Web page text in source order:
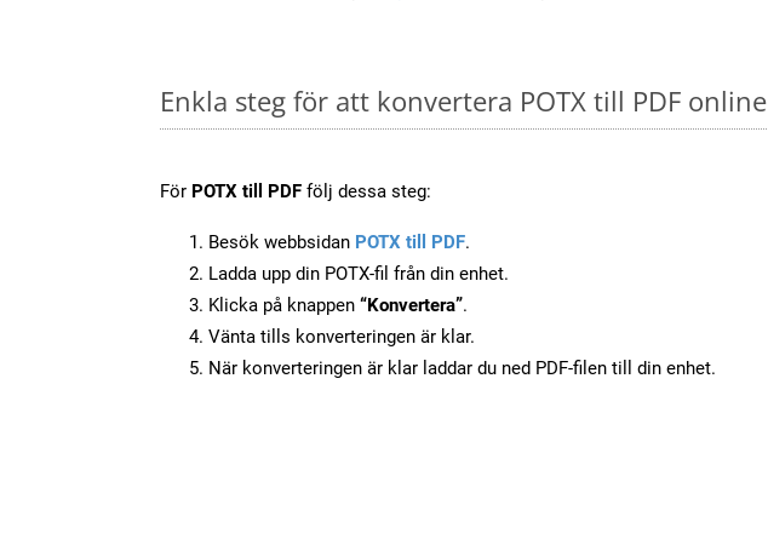
Enkla steg för att konvertera POTX till PDF online
För POTX till PDF följ dessa steg:
Besök webbsidan POTX till PDF.
Ladda upp din POTX-fil från din enhet.
Klicka på knappen “Konvertera”.
Vänta tills konverteringen är klar.
När konverteringen är klar laddar du ned PDF-filen till din enhet.